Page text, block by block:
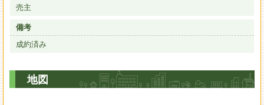
売主
備考
成約済み
地図